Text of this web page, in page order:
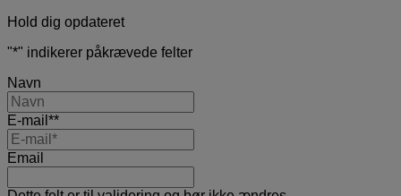
Hold dig opdateret
"*" indikerer påkrævede felter
Navn
E-mail**
Email